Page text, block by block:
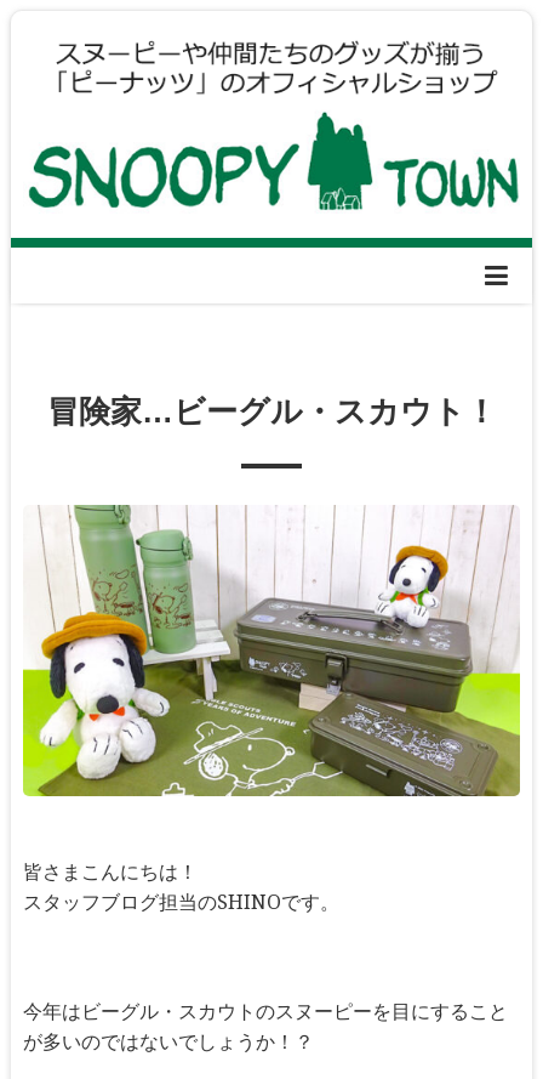
冒険家…ビーグル・スカウト！
皆さまこんにちは！
スタッフブログ担当のSHINOです。
今年はビーグル・スカウトのスヌーピーを目にすること
が多いのではないでしょうか！？